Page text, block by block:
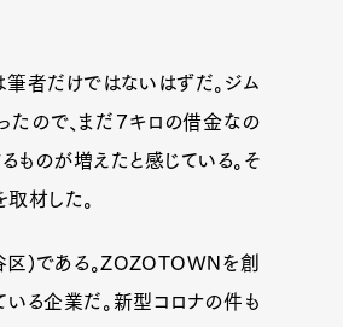
筆者だけではないはずだ。ジム
たので、まだ７キロの借金なの
ものが増えたと感じている。そ
材した。
区)である。ZOZOTOWNを創
る企業だ。新型コロナの件も